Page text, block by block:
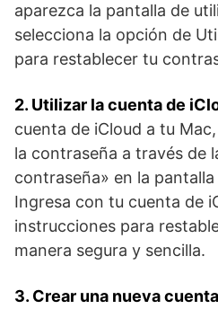
aparezca la pantalla de
selecciona la opción de
para restablecer tu
2. Utilizar la cuenta de
cuenta de iCloud‍ a tu
la ⁢contraseña a través de
‌contraseña» en la
Ingresa con tu cuenta ⁤de
instrucciones para
manera segura y sencilla.
3. Crear una⁤ nueva